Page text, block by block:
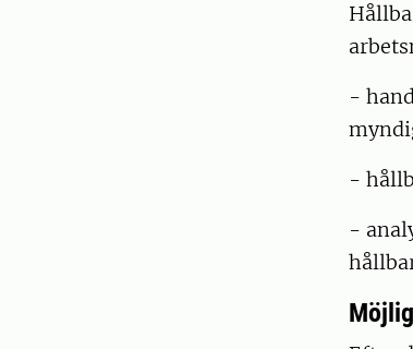
-
-
-